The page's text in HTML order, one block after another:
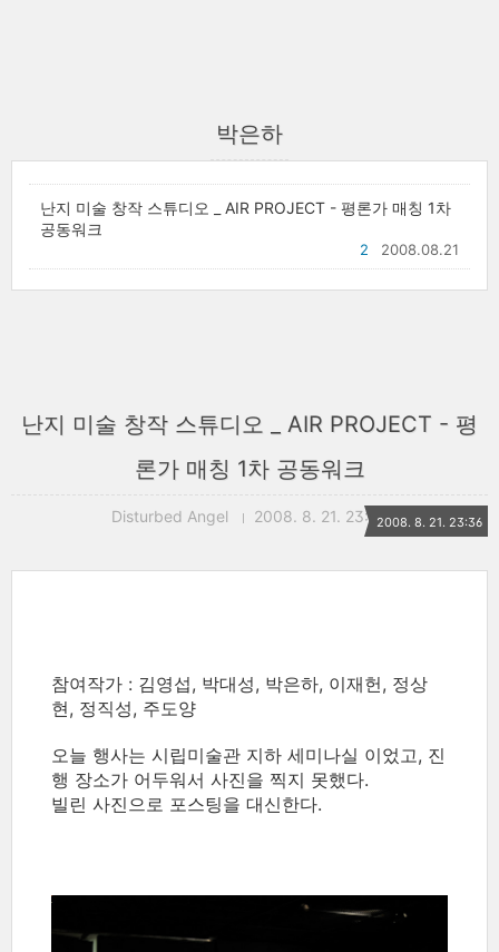
박은하
난지 미술 창작 스튜디오 _ AIR PROJECT - 평론가 매칭 1차
공동워크
2008.08.21
2
난지 미술 창작 스튜디오 _ AIR PROJECT - 평
론가 매칭 1차 공동워크
Disturbed Angel 2008. 8. 21. 23:362008. 8. 21. 23:36
참여작가 : 김영섭, 박대성, 박은하, 이재헌, 정상
현, 정직성, 주도양
오늘 행사는 시립미술관 지하 세미나실 이었고, 진
행 장소가 어두워서 사진을 찍지 못했다.
빌린 사진으로 포스팅을 대신한다.